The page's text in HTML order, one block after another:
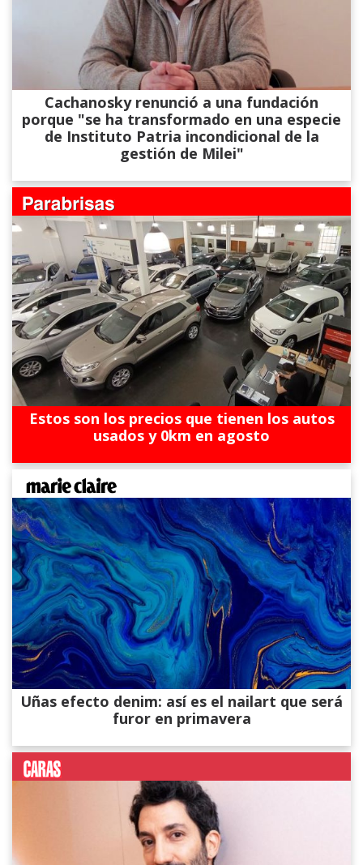
Cachanosky renunció a una fundación
porque "se ha transformado en una especie
de Instituto Patria incondicional de la
gestión de Milei"
Estos son los precios que tienen los autos
usados y 0km en agosto
Uñas efecto denim: así es el nailart que será
furor en primavera